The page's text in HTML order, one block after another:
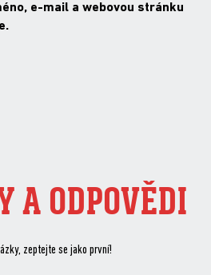
e-mail a webovou stránku
A ODPOVĚDI
zeptejte se jako první!